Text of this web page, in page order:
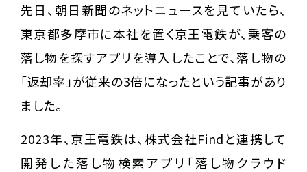
先日、朝日新聞のネットニュースを見ていたら、
東京都多摩市に本社を置く京王電鉄が、乗客の
落し物を探すアプリを導入したことで、落し物の
「返却率」が従来の3倍になったという記事があり
ました。
2023年、京王電鉄は、株式会社Findと連携して
開発した落し物検索アプリ「落し物クラウド